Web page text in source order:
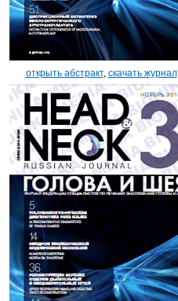
открыть абстракт, скачать журнал